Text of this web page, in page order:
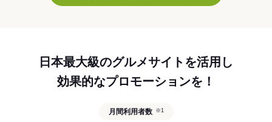
日本最大級のグルメサイトを活用し
効果的なプロモーションを！
月間利用者数 ※1